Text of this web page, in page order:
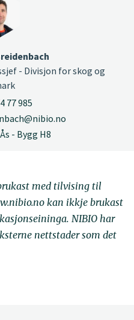
- Divisjon for skog og
77 985
- Bygg H8
med tilvising til
kan ikkje brukast
NIBIO har
nettstader som det